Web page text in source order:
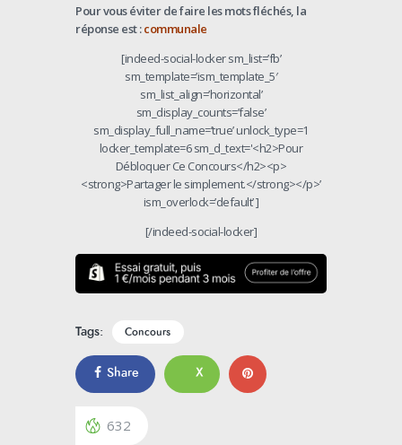
Pour vous éviter de faire les mots fléchés, la
réponse est :communale
[indeed-social-locker sm_list=’fb’
sm_template=’ism_template_5′
sm_list_align=’horizontal’
sm_display_counts=’false’
sm_display_full_name=’true’ unlock_type=1
locker_template=6 sm_d_text='<h2>Pour
Débloquer Ce Concours</h2><p>
<strong>Partager le simplement.</strong></p>’
ism_overlock=’default’ ]
[/indeed-social-locker]
Tags: Concours
Share X
632